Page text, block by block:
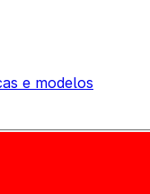
e modelos